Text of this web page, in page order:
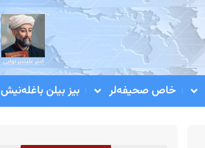
خاص صحیفه‌لر بیز بیلن باغله‌نیش